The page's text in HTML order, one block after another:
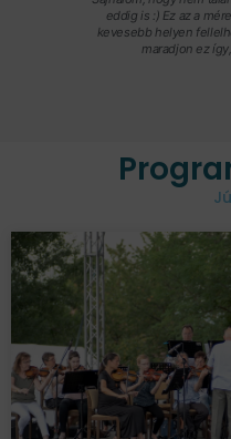
eddig is :) Ez az a
kevesebb helyen
maradjon ez